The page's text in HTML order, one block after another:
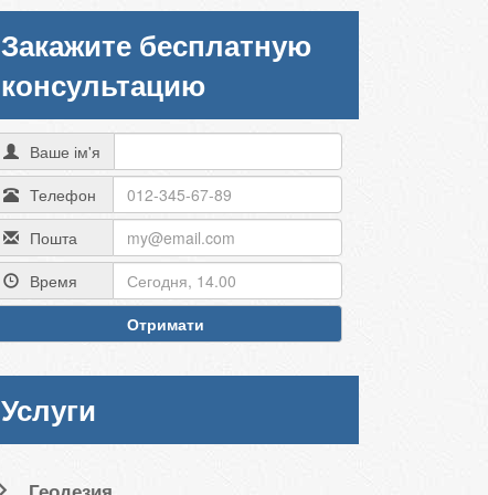
Закажите бесплатную
консультацию
Ваше ім'я
Телефон
Пошта
Время
Отримати
Услуги